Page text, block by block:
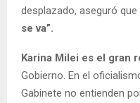
desplazado, aseguró
se va”.
Karina Milei es el gran
Gobierno. En el
Gabinete no entienden